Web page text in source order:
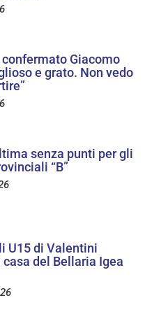
Giacomo
e grato. Non vedo
senza punti per gli
“B”
U15 di Valentini
del Bellaria Igea